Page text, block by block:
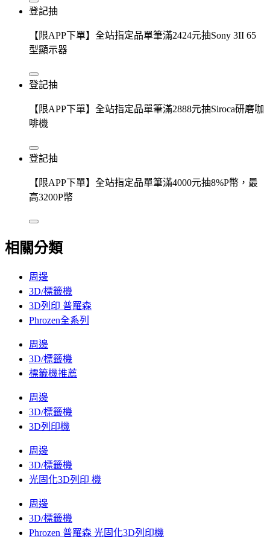
登記抽
【限APP下單】全站指定品單筆滿2424元抽Sony 3II 65
型顯示器
登記抽
【限APP下單】全站指定品單筆滿2888元抽Siroca研磨咖
啡機
登記抽
【限APP下單】全站指定品單筆滿4000元抽8%P幣，最
高3200P幣
相關分類
周邊
3D/標籤機
3D列印 普羅森
Phrozen全系列
周邊
3D/標籤機
標籤機推薦
周邊
3D/標籤機
3D列印機
周邊
3D/標籤機
光固化3D列印 機
周邊
3D/標籤機
Phrozen 普羅森 光固化3D列印機